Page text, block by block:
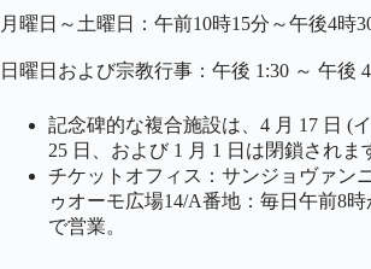
月曜日～土曜日：午前10時15分～午後4時
日曜日および宗教行事：午後 1:30 ～ 午後
記念碑的な複合施設は、4 月 17 日 (
25 日、および 1 月 1 日は閉鎖されま
チケットオフィス：サンジョヴァン
ゥオーモ広場14/A番地：毎日午前8時
で営業。